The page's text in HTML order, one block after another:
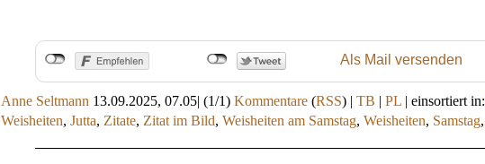
Als Mail versenden
Anne Seltmann 13.09.2025, 07.05| (1/1) Kommentare (RSS) | TB | PL | einsortiert in:
Weisheiten, Jutta, Zitate, Zitat im Bild, Weisheiten am Samstag, Weisheiten, Samstag,